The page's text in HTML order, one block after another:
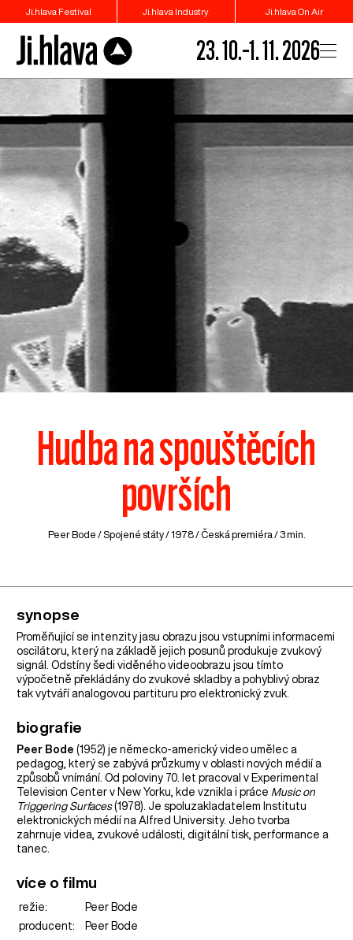
Ji.hlava Festival Ji.hlava Industry Ji.hlava On Air
23. 10.–1. 11. 2026
Hudba na spouštěcích
površích
Peer Bode / Spojené státy/ 1978 / Česká premiéra / 3 min.
synopse
Proměňující se intenzity jasu obrazu jsou vstupními informacemi
oscilátoru, který na základě jejich posunů produkuje zvukový
signál. Odstíny šedi viděného videoobrazu jsou tímto
výpočetně překládány do zvukové skladby a pohyblivý obraz
tak vytváří analogovou partituru pro elektronický zvuk.
biografie
Peer Bode (1952) je německo-americký video umělec a
pedagog, který se zabývá průzkumy v oblasti nových médií a
způsobů vnímání. Od poloviny 70. let pracoval v Experimental
Television Center v New Yorku, kde vznikla i práce Music on
Triggering Surfaces(1978). Je spoluzakladatelem Institutu
elektronických médií na Alfred University. Jeho tvorba
zahrnuje videa, zvukové události, digitální tisk, performance a
tanec.
více o filmu
režie:
Peer Bode
producent:
Peer Bode